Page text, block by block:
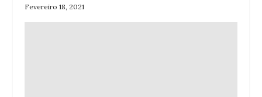
Fevereiro 18, 2021